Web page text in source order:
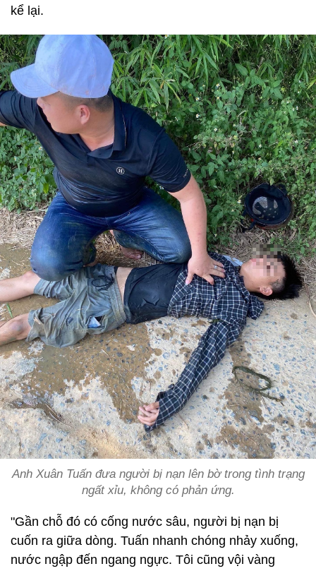
kể lại.
Anh Xuân Tuấn đưa người bị nạn lên bờ trong tình trạng
ngất xỉu, không có phản ứng.
"Gần chỗ đó có cống nước sâu, người bị nạn bị
cuốn ra giữa dòng. Tuấn nhanh chóng nhảy xuống,
nước ngập đến ngang ngực. Tôi cũng vội vàng